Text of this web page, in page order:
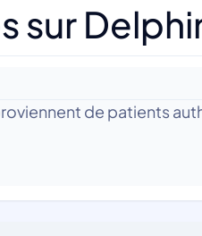
sur
de patients